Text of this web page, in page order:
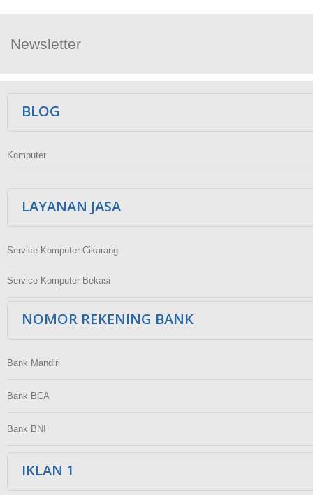
Newsletter
BLOG
Komputer
LAYANAN JASA
Service Komputer Cikarang
Service Komputer Bekasi
NOMOR REKENING BANK
Bank Mandiri
Bank BCA
Bank BNI
IKLAN 1